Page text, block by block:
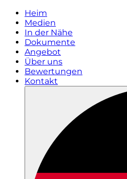
Heim
Medien
In der Nähe
Dokumente
Angebot
Über uns
Bewertungen
Kontakt